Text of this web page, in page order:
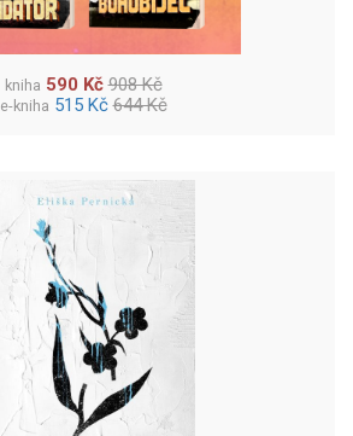
kniha 590 Kč 908 Kč
e-kniha 515 Kč 644 Kč